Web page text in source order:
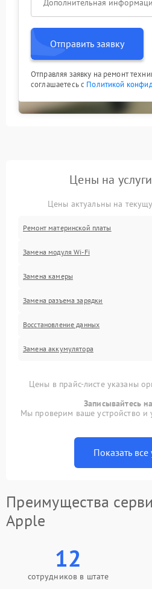
Отправить заявку
Отправляя заявку на ремонт
соглашаетесь с Политикой
Цены на
Цены актуальны на
Ремонт материнской платы
Замена модуля Wi-Fi
Замена камеры
Замена разъема зарядки
Восстановление данных
Замена аккумулятора
Цены в прайс-листе указаны
Записывайтесь
Мы проверим ваше устройство и
Показать все
Преимущества
Apple
12
сотрудников в штате